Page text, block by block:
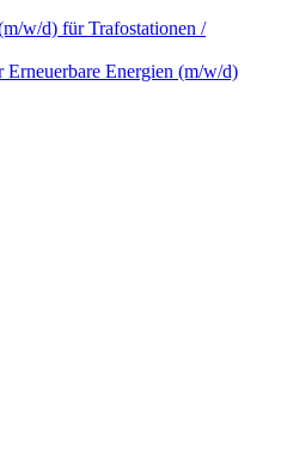
w/d) für Trafostationen /
Erneuerbare Energien (m/w/d)